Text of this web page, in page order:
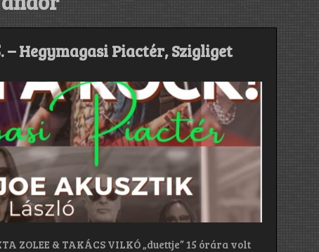
– Hegymagasi Piactér, Szigliget
ZOLEE & TAKÁCS VILKÓ „duettje” 15 órára volt